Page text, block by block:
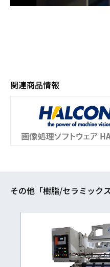
関連商品情報
その他「樹脂/セラミック